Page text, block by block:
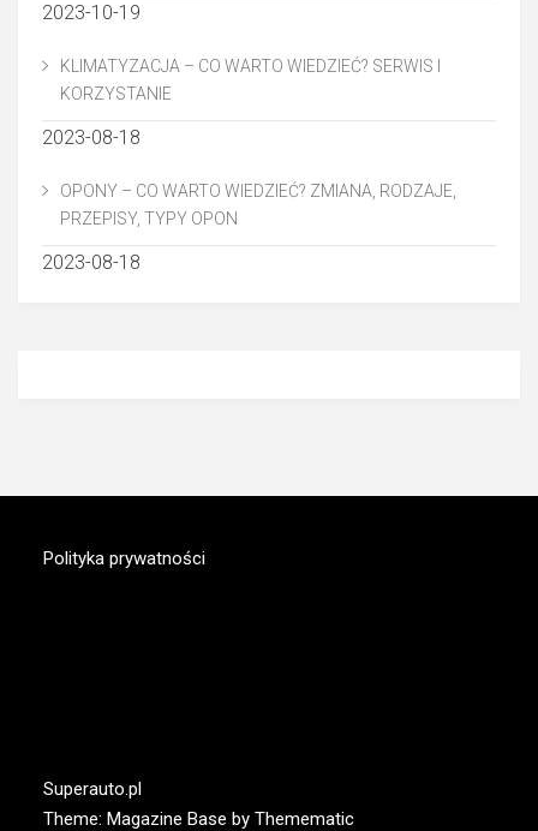
2023-10-19
KLIMATYZACJA – CO WARTO WIEDZIEĆ? SERWIS I
KORZYSTANIE
2023-08-18
OPONY – CO WARTO WIEDZIEĆ? ZMIANA, RODZAJE,
PRZEPISY, TYPY OPON
2023-08-18
Polityka prywatności
Superauto.pl
Theme: Magazine Base by Themematic